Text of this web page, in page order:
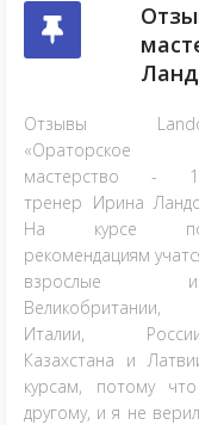
Отзывы
«Ораторское
мастерство -
тренер Ирина
На курсе
рекомендациям
взрослые
Великобритании,
Италии,
Казахстана и
курсам, потому
другому, и я не